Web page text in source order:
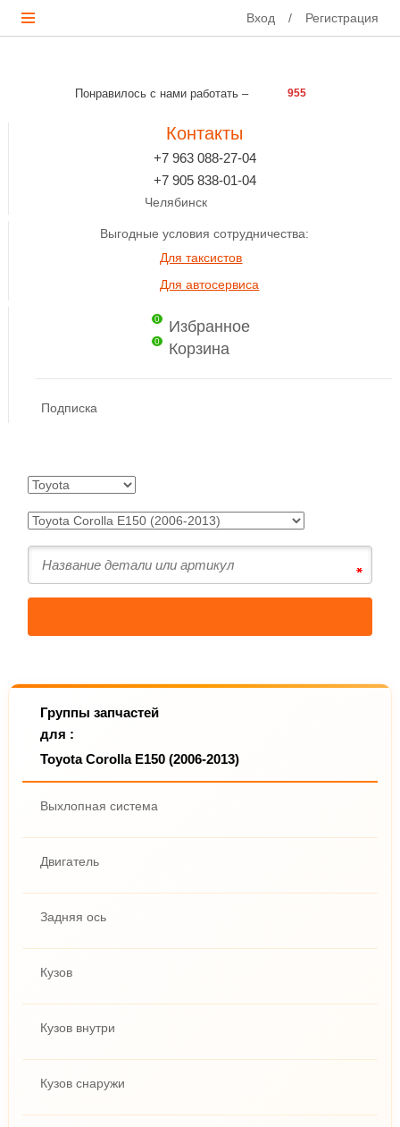
Вход / Регистрация
Понравилось с нами работать – 955
Контакты
+7 963 088-27-04
+7 905 838-01-04
Челябинск
Выгодные условия сотрудничества:
Для таксистов
Для автосервиса
0 Избранное
0 Корзина
Подписка
Группы запчастей
для :
Toyota Corolla E150 (2006-2013)
Выхлопная система
Двигатель
Задняя ось
Кузов
Кузов внутри
Кузов снаружи